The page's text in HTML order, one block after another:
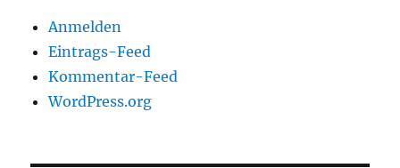
Anmelden
Eintrags-Feed
Kommentar-Feed
WordPress.org